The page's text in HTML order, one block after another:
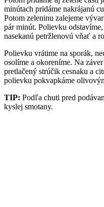
minútach pridáme nakrájanú
Potom zeleninu zalejeme
pár minút. Polievku
nasekanú petržlenovú vňať a
Polievku vrátime na sporák,
osolíme a okoreníme. Na
pretlačený strúčik cesnaku a
polievku pokvapkáme
TIP: Podľa chuti pred
kyslej smotany.